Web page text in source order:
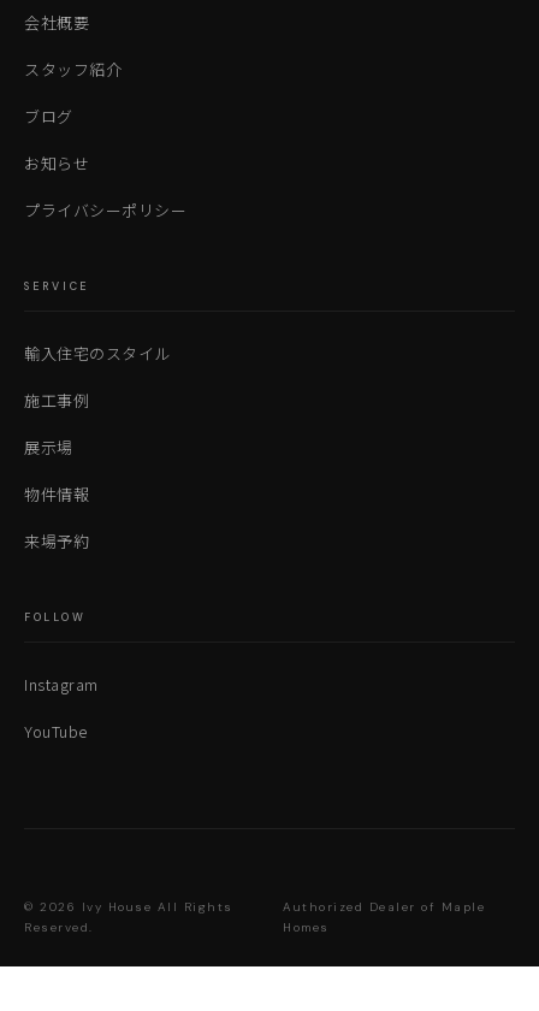
会社概要
スタッフ紹介
ブログ
お知らせ
プライバシーポリシー
SERVICE
輸入住宅のスタイル
施工事例
展示場
物件情報
来場予約
FOLLOW
Instagram
YouTube
© 2026 Ivy House All Rights
Reserved.
Authorized Dealer of Maple
Homes